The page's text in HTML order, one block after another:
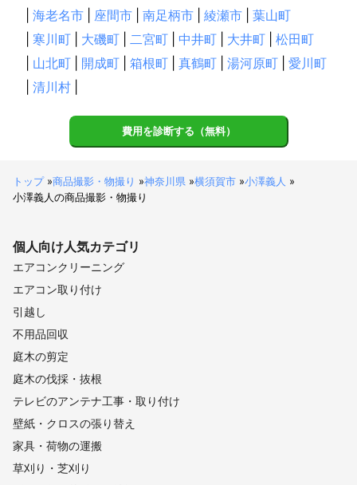
海老名市 座間市 南足柄市 綾瀬市
葉山町
寒川町 大磯町 二宮町 中井町 大井町
松田町
山北町 開成町 箱根町 真鶴町 湯河原町
愛川町
清川村
費用を診断する（無料）
トップ»商品撮影・物撮り »神奈川県 »横須賀市 »小澤義人 »
小澤義人の商品撮影・物撮り
個人向け人気カテゴリ
エアコンクリーニング
エアコン取り付け
引越し
不用品回収
庭木の剪定
庭木の伐採・抜根
テレビのアンテナ工事・取り付け
壁紙・クロスの張り替え
家具・荷物の運搬
草刈り・芝刈り